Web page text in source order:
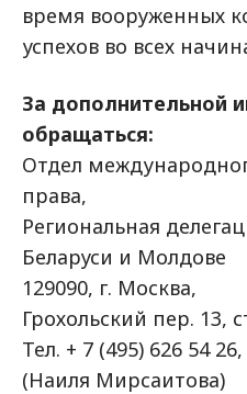
время вооруженных
успехов во всех
За дополнительной
обращаться:
Отдел
права,
Региональная
Беларуси и Молдове
129090, г. Москва,
Грохольский пер. 13,
Тел. + 7 (495) 626 54 26,
(Наиля Мирсаитова)